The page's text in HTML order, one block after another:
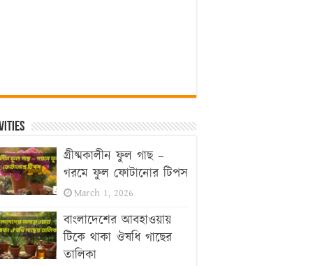
গ্রীষ্মকালীন ফুল গাছ –
গরমে ফুল ফোটানোর টিপস
March 1, 2026
বাংলাদেশের আবহাওয়ায়
টিকে থাকা ঔষধি গাছের
তালিকা